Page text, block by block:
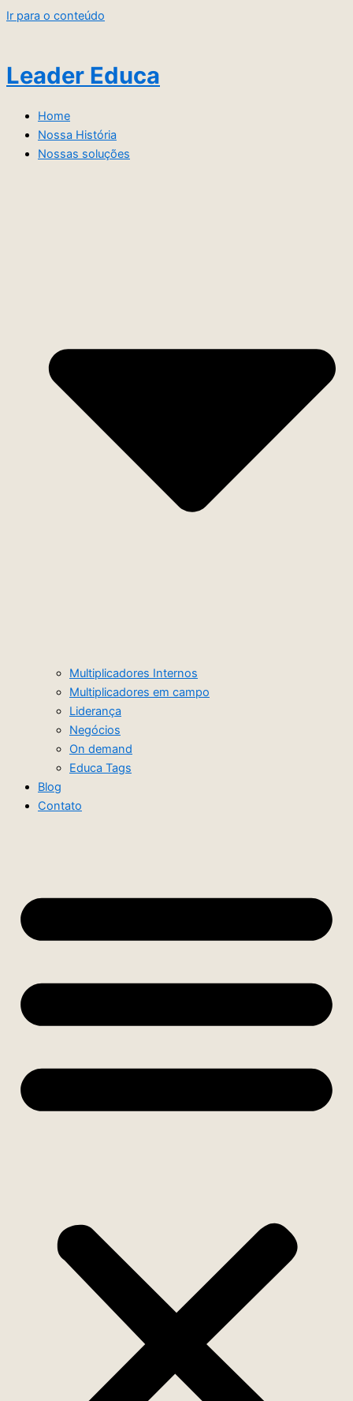
Ir para o conteúdo
Leader Educa
Home
Nossa História
Nossas soluções
Multiplicadores Internos
Multiplicadores em campo
Liderança
Negócios
On demand
Educa Tags
Blog
Contato